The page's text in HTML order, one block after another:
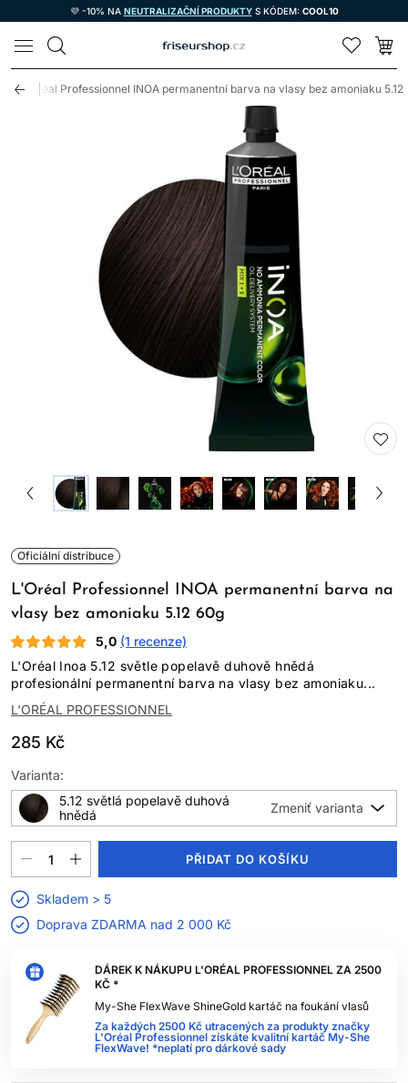
💜 -10% NA NEUTRALIZAČNÍ PRODUKTYS KÓDEM: COOL10
LOMAX
L'Oréal Professionnel INOA permanentní barva na vlasy bez amoniaku 5.12
Oficiální distribuce
L'Oréal Professionnel INOA permanentní barva na
vlasy bez amoniaku 5.12 60g
5,0 (1 recenze)
L'Oréal Inoa 5.12 světle popelavě duhově hnědá
profesionální permanentní barva na vlasy bez amoniaku...
L'ORÉAL PROFESSIONNEL
285 Kč
DÁREK K NÁKUPU L'ORÉAL PROFESSIONNEL ZA 2500
KČ *
My-She FlexWave ShineGold kartáč na foukání vlasů
Za každých 2500 Kč utracených za produkty značky
L'Oréal Professionnel získáte kvalitní kartáč My-She
FlexWave! *neplatí pro dárkové sady
Varianta:
5.12 světlá popelavě duhová
hnědá
PŘIDAT DO KOŠÍKU
Skladem > 5
Doprava ZDARMA nad 2 000 Kč